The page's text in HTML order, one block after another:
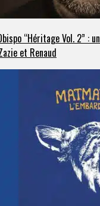
“Héritage Vol. 2” :
et Renaud